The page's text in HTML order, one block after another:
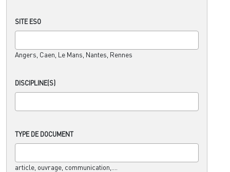
SITE ESO
Angers, Caen, Le Mans, Nantes, Rennes
DISCIPLINE(S)
TYPE DE DOCUMENT
article, ouvrage, communication,....